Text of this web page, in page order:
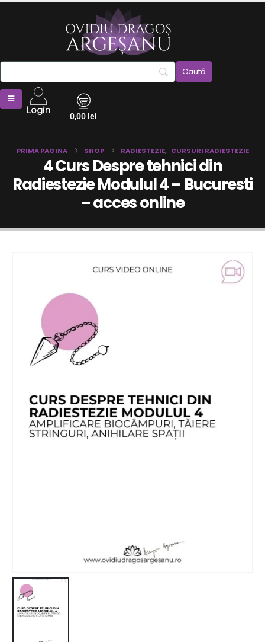
Login 0,00 lei
PRIMA PAGINA SHOP RADIESTEZIE, CURSURI RADIESTEZIE
4 Curs Despre tehnici din
Radiestezie Modulul 4 – Bucuresti
– acces online